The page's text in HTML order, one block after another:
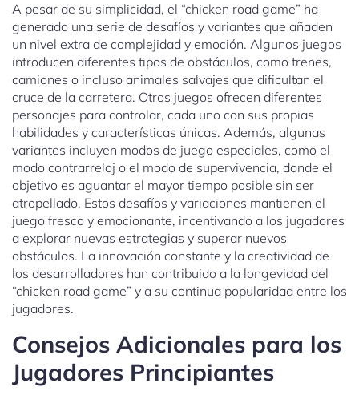
A pesar de su simplicidad, el “chicken road game” ha
generado una serie de desafíos y variantes que añaden
un nivel extra de complejidad y emoción. Algunos juegos
introducen diferentes tipos de obstáculos, como trenes,
camiones o incluso animales salvajes que dificultan el
cruce de la carretera. Otros juegos ofrecen diferentes
personajes para controlar, cada uno con sus propias
habilidades y características únicas. Además, algunas
variantes incluyen modos de juego especiales, como el
modo contrarreloj o el modo de supervivencia, donde el
objetivo es aguantar el mayor tiempo posible sin ser
atropellado. Estos desafíos y variaciones mantienen el
juego fresco y emocionante, incentivando a los jugadores
a explorar nuevas estrategias y superar nuevos
obstáculos. La innovación constante y la creatividad de
los desarrolladores han contribuido a la longevidad del
“chicken road game” y a su continua popularidad entre los
jugadores.
Consejos Adicionales para los
Jugadores Principiantes